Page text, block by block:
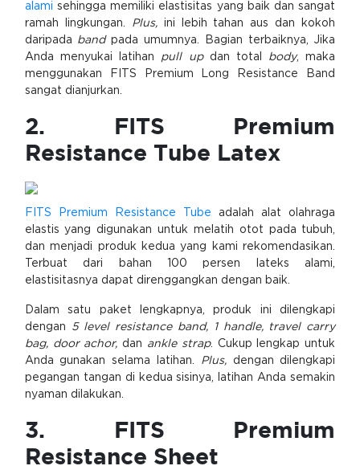
alami sehingga memiliki elastisitas yang baik dan sangat
ramah lingkungan.
Plus,ini lebih tahan aus dan kokoh
daripada bandpada umumnya. Bagian terbaiknya, Jika
Anda menyukai latihan pull up dan total body, maka
menggunakan FITS Premium Long Resistance Band
sangat dianjurkan.
2. FITS Premium
Resistance Tube Latex
FITS Premium Resistance Tube adalah alat olahraga
elastis yang digunakan untuk melatih otot pada tubuh,
dan menjadi produk kedua yang kami rekomendasikan.
Terbuat dari bahan 100 persen lateks alami,
elastisitasnya dapat direnggangkan dengan baik.
Dalam satu paket lengkapnya, produk ini dilengkapi
dengan
5 level resistance band, 1 handle, travel carry
bag, door achor, dan ankle strap. Cukup lengkap untuk
Anda gunakan selama latihan. Plus,
dengan dilengkapi
pegangan tangan di kedua sisinya, latihan Anda semakin
nyaman dilakukan.
3. FITS Premium
Resistance Sheet